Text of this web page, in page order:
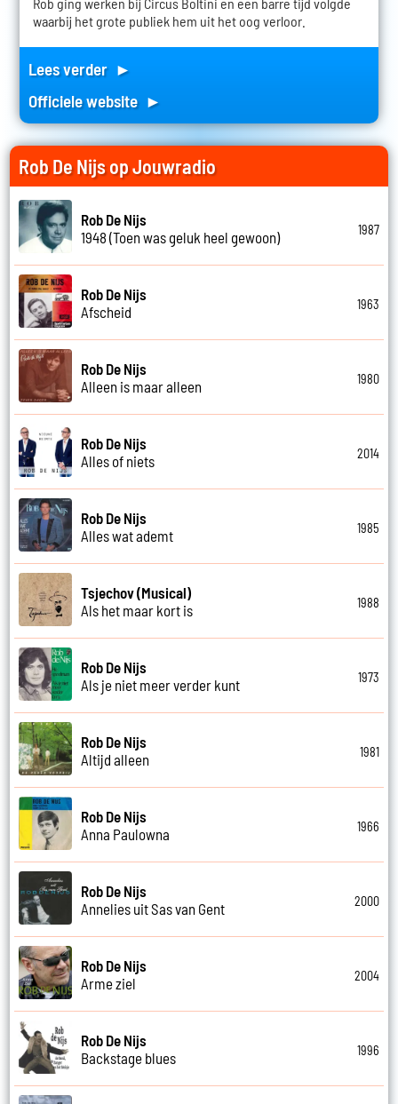
waarbij het grote publiek hem uit het oog verloor.
Lees verder ►
Officiele website ►
Rob De Nijs op Jouwradio
Rob De Nijs
1948 (Toen was geluk heel gewoon)
1987
Rob De Nijs
Afscheid
1963
Rob De Nijs
Alleen is maar alleen
1980
Rob De Nijs
Alles of niets
2014
Rob De Nijs
Alles wat ademt
1985
Tsjechov (Musical)
Als het maar kort is
1988
Rob De Nijs
Als je niet meer verder kunt
1973
Rob De Nijs
Altijd alleen
1981
Rob De Nijs
Anna Paulowna
1966
Rob De Nijs
Annelies uit Sas van Gent
2000
Rob De Nijs
Arme ziel
2004
Rob De Nijs
Backstage blues
1996